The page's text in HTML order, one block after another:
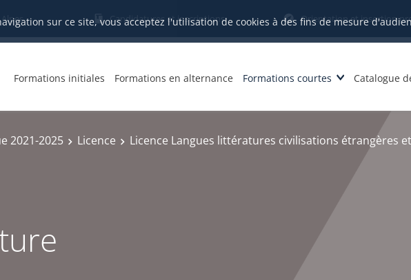
sur ce site, vous acceptez l'utilisation de cookies à des fins de mesure
Candidatures et inscriptions Orientation et insertion
Formations initiales Formations en alternance Formations courtes Catalogue
2021-2025 Licence Licence Langues littératures civilisations étrangères et